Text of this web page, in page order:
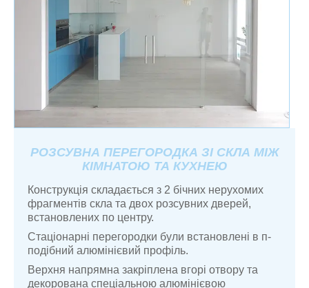
РОЗСУВНА ПЕРЕГОРОДКА ЗІ СКЛА МІЖ
КІМНАТОЮ ТА КУХНЕЮ
Конструкція складається з 2 бічних нерухомих
фрагментів скла та двох розсувних дверей,
встановлених по центру.
Стаціонарні перегородки були встановлені в п-
подібний алюмінієвий профіль.
Верхня напрямна закріплена вгорі отвору та
декорована спеціальною алюмінієвою